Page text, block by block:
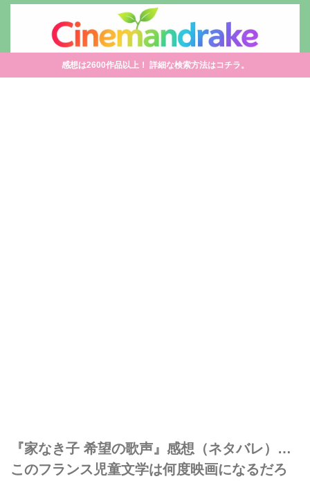
感想は2600作品以上！ 詳細な検索方法はコチラ。
『家なき子 希望の歌声』感想（ネタバレ）…
このフランス児童文学は何度映画になるだろ